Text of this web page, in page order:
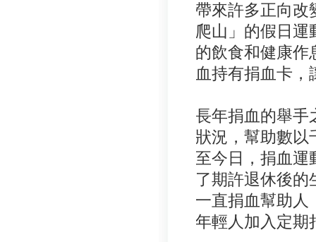
帶來許多正向改
爬山」的假日運
的飲食和健康作
血持有捐血卡
長年捐血的舉手
狀況，幫助數以
至今日，捐血運
了期許退休後的
一直捐血幫助人
年輕人加入定期